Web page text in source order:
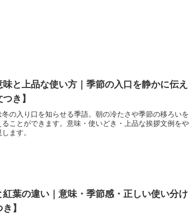
味と上品な使い方｜季節の入口を静かに伝え
き】
冬の入り口を知らせる季語。朝の冷たさや季節の移ろいを
ることができます。意味・使いどき・上品な挨拶文例をや
ます。
紅葉の違い｜意味・季節感・正しい使い分け
】